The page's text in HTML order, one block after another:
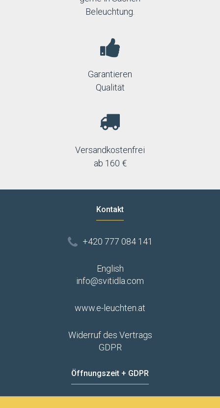
Beleuchtung.
Garantieren
Qualität
Versandkostenfrei
ab 160 €
Kontakt
+420 777 084 141
English
info@svitidla.com
www.e-leuchten.at
Widerruf des Vertrags
GDPR
Öffnungszeit + GDPR